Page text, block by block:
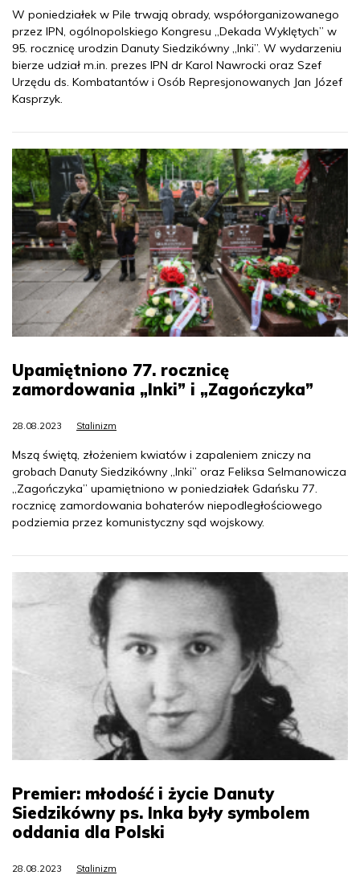
W poniedziałek w Pile trwają obrady, współorganizowanego
przez IPN, ogólnopolskiego Kongresu „Dekada Wyklętych” w
95. rocznicę urodzin Danuty Siedzikówny „Inki”. W wydarzeniu
bierze udział m.in. prezes IPN dr Karol Nawrocki oraz Szef
Urzędu ds. Kombatantów i Osób Represjonowanych Jan Józef
Kasprzyk.
Upamiętniono 77. rocznicę
zamordowania „Inki” i „Zagończyka”
28.08.2023 Stalinizm
Mszą świętą, złożeniem kwiatów i zapaleniem zniczy na
grobach Danuty Siedzikówny „Inki” oraz Feliksa Selmanowicza
„Zagończyka” upamiętniono w poniedziałek Gdańsku 77.
rocznicę zamordowania bohaterów niepodległościowego
podziemia przez komunistyczny sąd wojskowy.
Premier: młodość i życie Danuty
Siedzikówny ps. Inka były symbolem
oddania dla Polski
28.08.2023 Stalinizm